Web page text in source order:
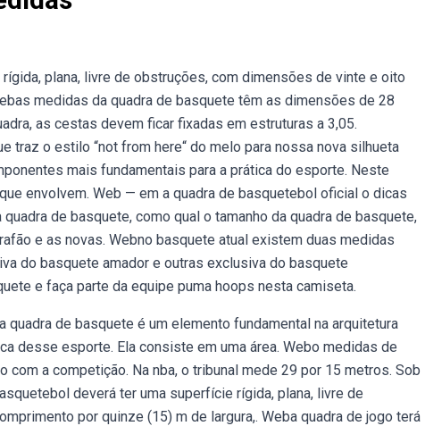
plana, livre de obstruções, com dimensões de vinte e oito
medidas da quadra de basquete têm as dimensões de 28
as cestas devem ficar fixadas em estruturas a 3,05.
traz o estilo “not from here“ do melo para nossa nova silhueta
mais fundamentais para a prática do esporte. Neste
envolvem. Web — em a quadra de basquetebol oficial o dicas
de basquete, como qual o tamanho da quadra de basquete,
e as novas. Webno basquete atual existem duas medidas
do basquete amador e outras exclusiva do basquete
e faça parte da equipe puma hoops nesta camiseta.
quadra de basquete é um elemento fundamental na arquitetura
desse esporte. Ela consiste em uma área. Webo medidas de
a competição. Na nba, o tribunal mede 29 por 15 metros. Sob
deverá ter uma superfície rígida, plana, livre de
por quinze (15) m de largura,. Weba quadra de jogo terá